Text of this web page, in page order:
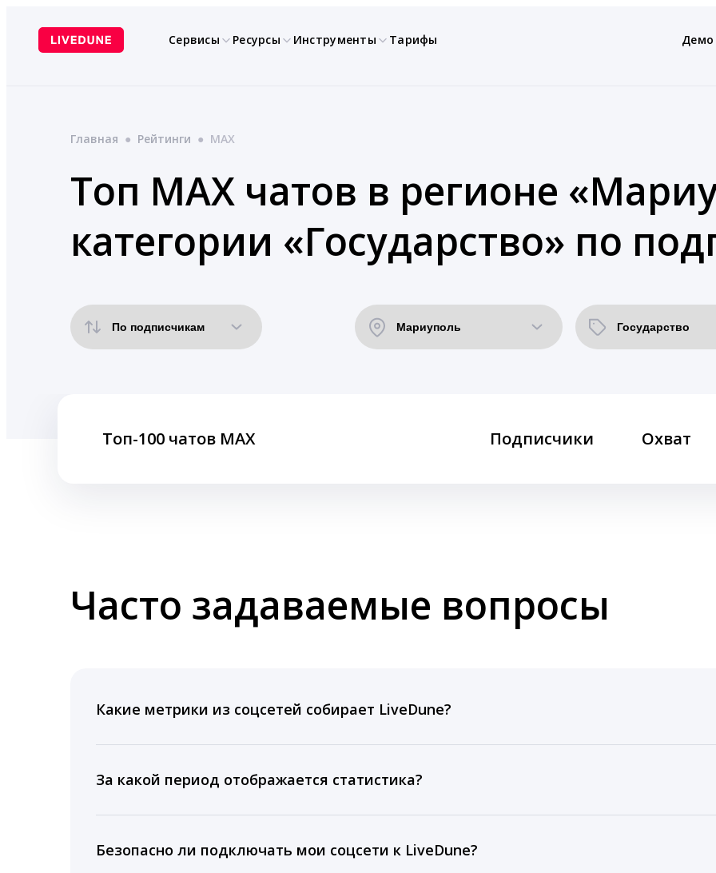
содержимому
Сервисы Ресурсы Инструменты Тарифы Демо
Главная ● Рейтинги ● MAX
Топ MAX чатов в регионе
категории «Государство» по
Топ-100 чатов MAX Подписчики Охват
Часто задаваемые вопросы
Какие метрики из соцсетей собирает LiveDune?
время для публикации, показываем лучшие посты и присылаем автоматические отчеты с
За какой период отображается статистика?
подключении тарифа Блогер. При оплате тарифа Бизнес отображаются сведения за 3 года, а
5 лет.
Безопасно ли подключать мои соцсети к LiveDune?